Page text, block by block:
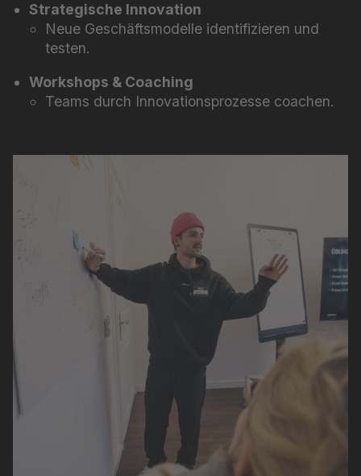
Strategische Innovation
Neue Geschäftsmodelle identifizieren und
testen.
Workshops & Coaching
Teams durch Innovationsprozesse coachen.